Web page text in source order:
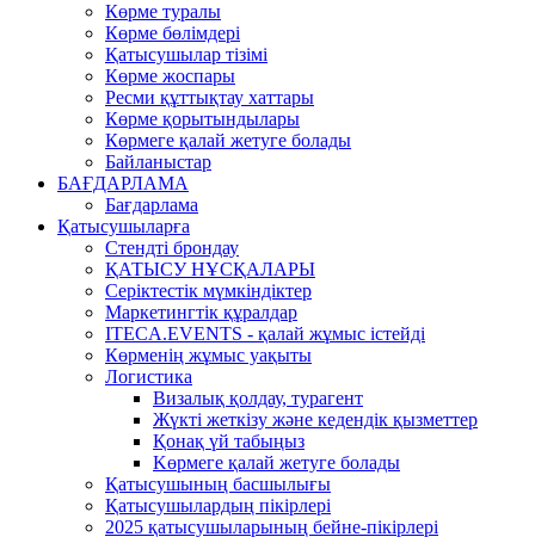
Көрме туралы
Көрме бөлімдері
Қатысушылар тізімі
Көрме жоспары
Ресми құттықтау хаттары
Көрме қорытындылары
Көрмеге қалай жетуге болады
Байланыстар
БАҒДАРЛАМА
Бағдарлама
Қатысушыларға
Стендті брондау
ҚАТЫСУ НҰСҚАЛАРЫ
Серіктестік мүмкіндіктер
Маркетингтік құралдар
ITECA.EVENTS - қалай жұмыс істейді
Көрменің жұмыс уақыты
Логистика
Визалық қолдау, турагент
Жүкті жеткізу және кедендік қызметтер
Қонақ үй табыңыз
Kөрмеге қалай жетуге болады
Қатысушының басшылығы
Қатысушылардың пікірлері
2025 қатысушыларының бейне-пікірлері